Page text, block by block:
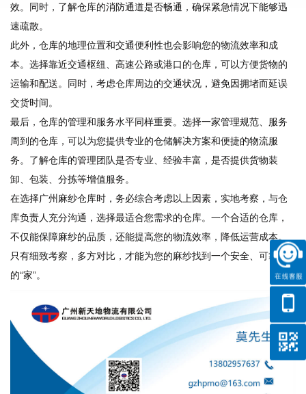
效。同时，了解仓库的消防通道是否畅通，确保紧急情况下能够迅
速疏散。
此外，仓库的地理位置和交通便利性也会影响您的物流效率和成
本。选择靠近交通枢纽、高速公路或港口的仓库，可以方便货物的
运输和配送。同时，考虑仓库周边的交通状况，避免因拥堵而延误
交货时间。
最后，仓库的管理和服务水平同样重要。选择一家管理规范、服务
周到的仓库，可以为您提供专业的仓储解决方案和便捷的物流服
务。了解仓库的管理团队是否专业、经验丰富，是否提供货物装
卸、包装、分拣等增值服务。
在选择广州麻纱仓库时，务必综合考虑以上因素，实地考察，与仓
库负责人充分沟通，选择最适合您需求的仓库。一个合适的仓库，
不仅能保障麻纱的品质，还能提高您的物流效率，降低运营成本。
只有细致考察，多方对比，才能为您的麻纱找到一个安全、可靠
的“家”。